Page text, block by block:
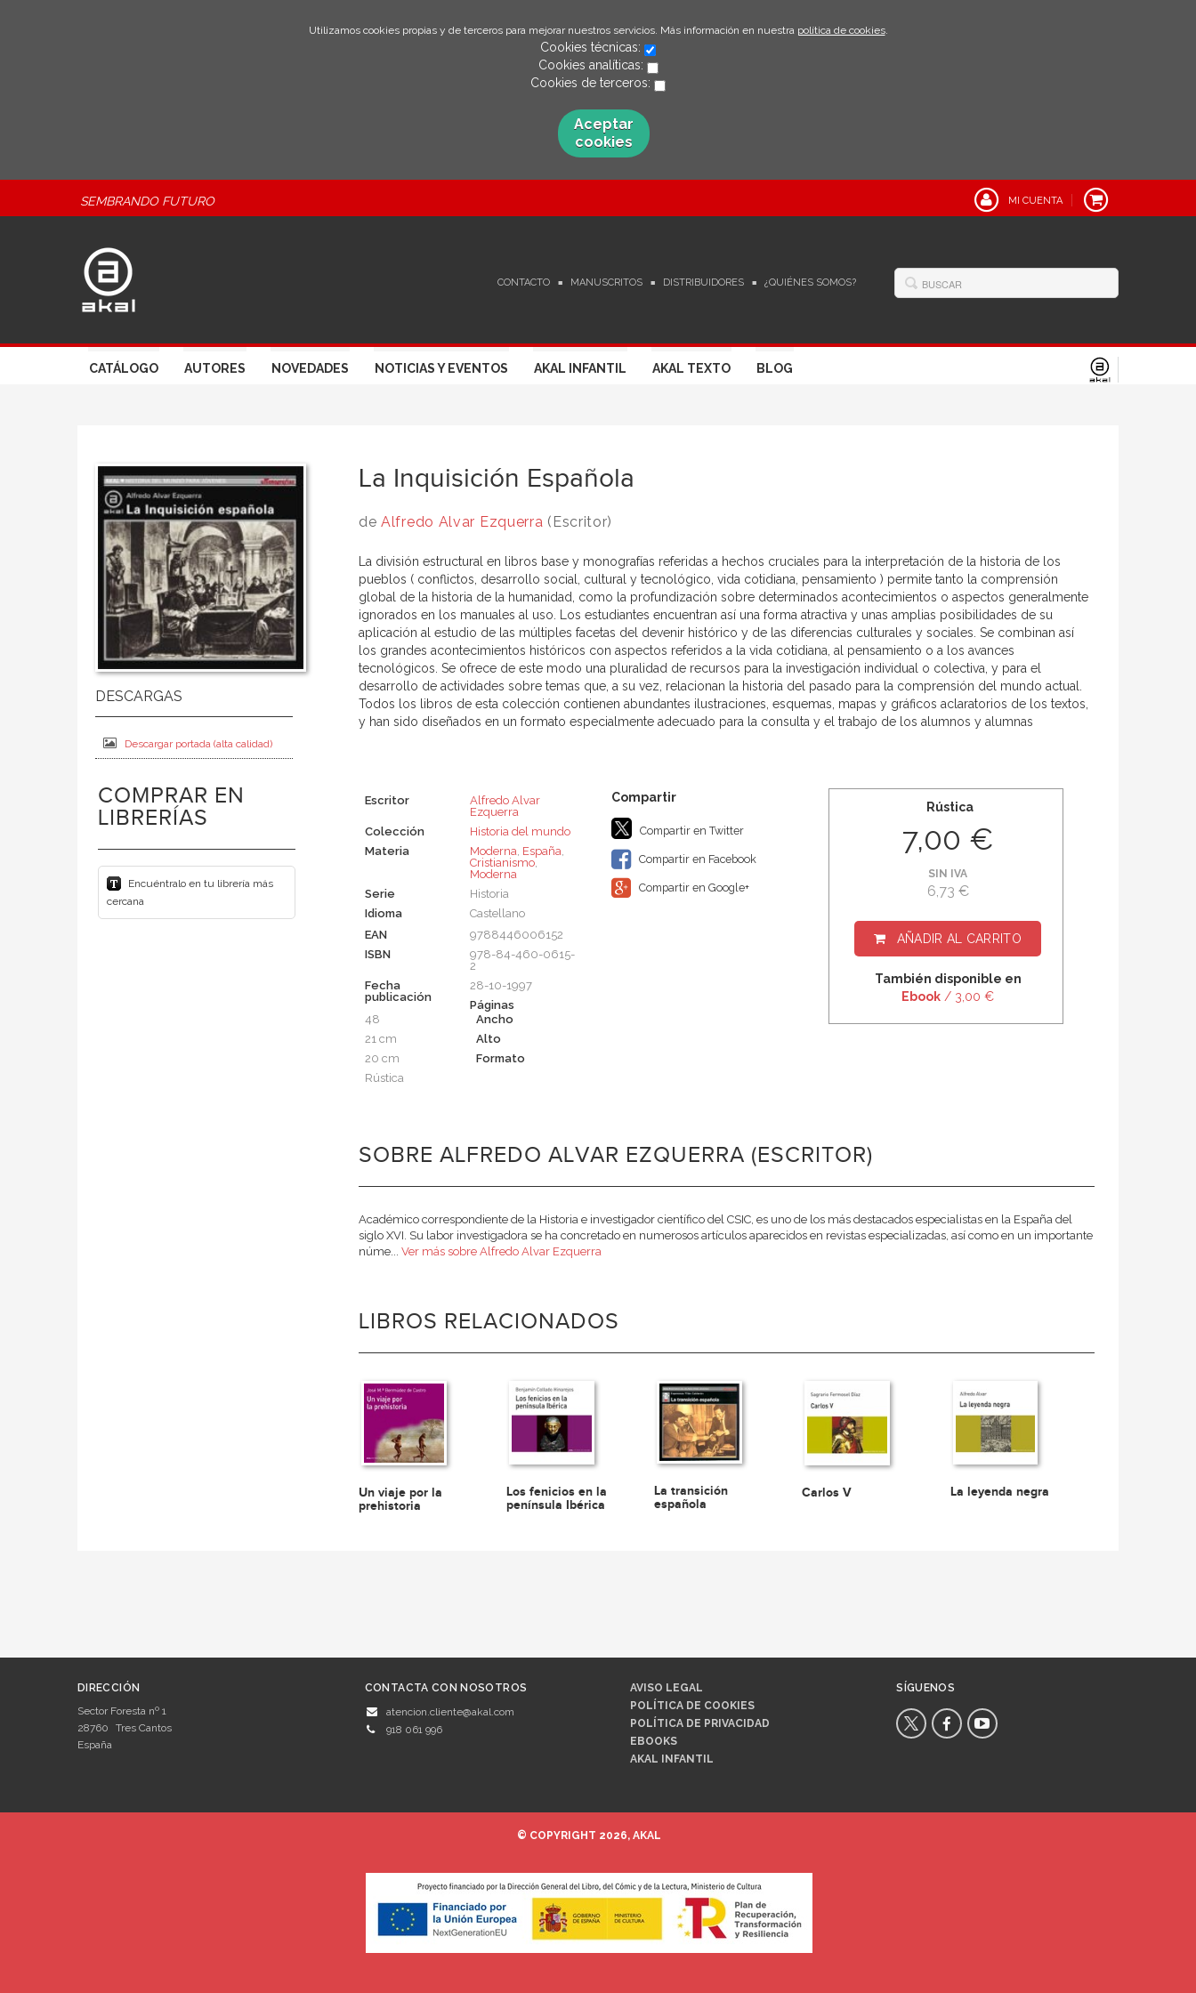
Utilizamos cookies propias y de terceros para mejorar nuestros servicios. Más información en nuestra política de cookies.
Cookies técnicas:
Cookies analíticas:
Cookies de terceros:
Aceptar
cookies
SEMBRANDO FUTURO MI CUENTA
CONTACTO MANUSCRITOS DISTRIBUIDORES ¿QUIÉNES SOMOS?
CATÁLOGO AUTORES NOVEDADES NOTICIAS Y EVENTOS AKAL INFANTIL AKAL TEXTO BLOG
Descargar portada (alta calidad)
COMPRAR EN
LIBRERÍAS
Encuéntralo en tu librería más
cercana
La Inquisición Española
deAlfredo Alvar Ezquerra (Escritor)
La división estructural en libros base y monografías referidas a hechos cruciales para la interpretación de la historia de los
pueblos ( conflictos, desarrollo social, cultural y tecnológico, vida cotidiana, pensamiento ) permite tanto la comprensión
global de la historia de la humanidad, como la profundización sobre determinados acontecimientos o aspectos generalmente
ignorados en los manuales al uso. Los estudiantes encuentran así una forma atractiva y unas amplias posibilidades de su
aplicación al estudio de las múltiples facetas del devenir histórico y de las diferencias culturales y sociales. Se combinan así
los grandes acontecimientos históricos con aspectos referidos a la vida cotidiana, al pensamiento o a los avances
tecnológicos. Se ofrece de este modo una pluralidad de recursos para la investigación individual o colectiva, y para el
desarrollo de actividades sobre temas que, a su vez, relacionan la historia del pasado para la comprensión del mundo actual.
Todos los libros de esta colección contienen abundantes ilustraciones, esquemas, mapas y gráficos aclaratorios de los textos,
y han sido diseñados en un formato especialmente adecuado para la consulta y el trabajo de los alumnos y alumnas
Escritor
Alfredo Alvar
Ezquerra
Colección
Historia del mundo
Materia
Moderna, España,
Cristianismo,
Moderna
Serie
Historia
Idioma
Castellano
EAN
9788446006152
ISBN
978-84-460-0615-
2
Fecha
publicación
28-10-1997
Páginas
48
Ancho
21 cm
Alto
20 cm
Formato
Rústica
Compartir en Twitter
Compartir en Facebook
Compartir en Google+
Rústica
7,00 €
SIN IVA
6,73 €
AÑADIR AL CARRITO
También disponible en
Ebook / 3,00 €
SOBRE ALFREDO ALVAR EZQUERRA (ESCRITOR)
Académico correspondiente de la Historia e investigador científico del CSIC, es uno de los más destacados especialistas en la España del
siglo XVI. Su labor investigadora se ha concretado en numerosos artículos aparecidos en revistas especializadas, así como en un importante
núme... Ver más sobre Alfredo Alvar Ezquerra
LIBROS RELACIONADOS
Un viaje por la
prehistoria
Los fenicios en la
península Ibérica
La transición
española
Carlos V La leyenda negra
DIRECCIÓN
Sector Foresta nº 1
28760
Tres Cantos
España
CONTACTA CON NOSOTROS
atencion.cliente@akal.com
918 061 996
AVISO LEGAL
POLÍTICA DE COOKIES
POLÍTICA DE PRIVACIDAD
EBOOKS
AKAL INFANTIL
SÍGUENOS
© COPYRIGHT 2026, AKAL